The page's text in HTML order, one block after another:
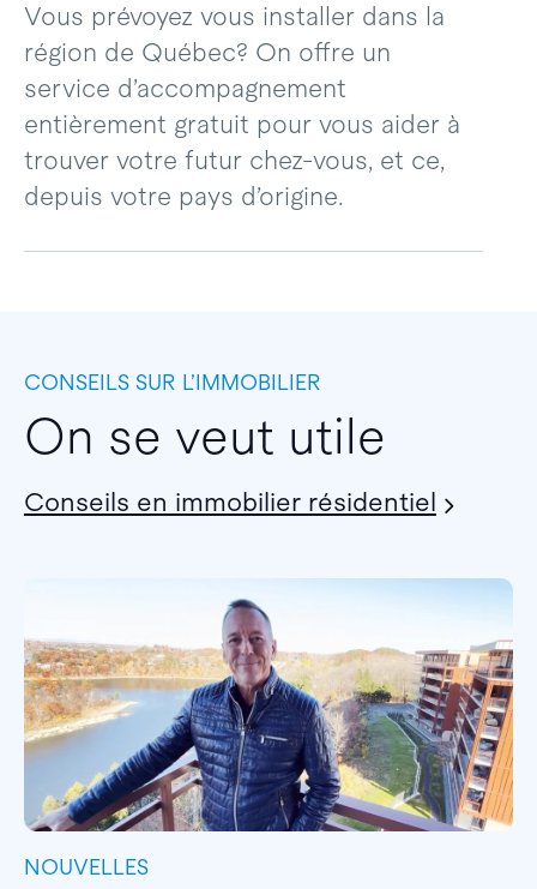
Vous prévoyez vous installer dans la
région de Québec? On offre un
service d’accompagnement
entièrement gratuit pour vous aider à
trouver votre futur chez-vous, et ce,
depuis votre pays d’origine.
CONSEILS SUR L’IMMOBILIER
On se veut utile
Conseils en immobilier résidentiel
NOUVELLES